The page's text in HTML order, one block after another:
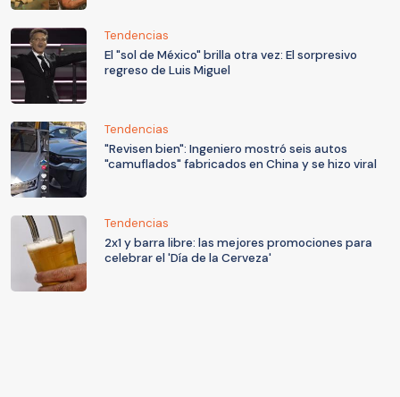
Tendencias
El "sol de México" brilla otra vez: El sorpresivo
regreso de Luis Miguel
Tendencias
"Revisen bien": Ingeniero mostró seis autos
"camuflados" fabricados en China y se hizo viral
Tendencias
2x1 y barra libre: las mejores promociones para
celebrar el 'Día de la Cerveza'